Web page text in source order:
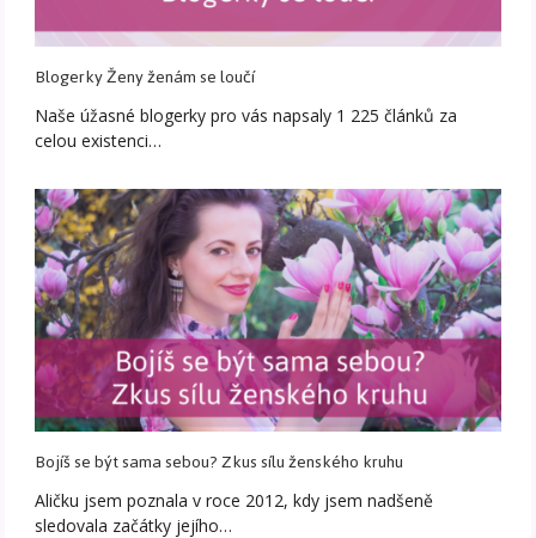
Blogerky Ženy ženám se loučí
Naše úžasné blogerky pro vás napsaly 1 225 článků za
celou existenci…
Bojíš se být sama sebou? Zkus sílu ženského kruhu
Aličku jsem poznala v roce 2012, kdy jsem nadšeně
sledovala začátky jejího…